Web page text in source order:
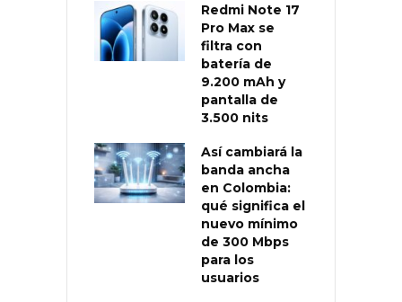
Redmi Note 17
Pro Max se
filtra con
batería de
9.200 mAh y
pantalla de
3.500 nits
Así cambiará la
banda ancha
en Colombia:
qué significa el
nuevo mínimo
de 300 Mbps
para los
usuarios